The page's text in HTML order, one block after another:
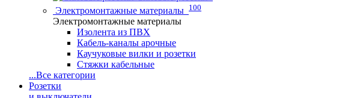
Электромонтажные материалы 100
Электромонтажные материалы
Изолента из ПВХ
Кабель-каналы арочные
Каучуковые вилки и розетки
Стяжки кабельные
...Все категории
Розетки